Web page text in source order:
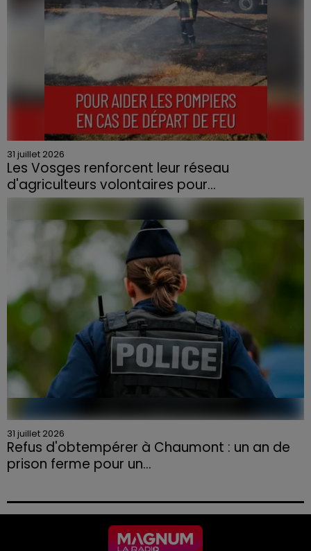
31 juillet 2026
Les Vosges renforcent leur réseau
d'agriculteurs volontaires pour...
Face à la sécheresse et aux risques de départs de feu,
la Chambre d'agriculture des Vosges a lancé un appel
aux agriculteurs volontaires pour venir en aide...
31 juillet 2026
Refus d'obtempérer à Chaumont : un an de
prison ferme pour un...
permis et la confiscation de son véhicule.